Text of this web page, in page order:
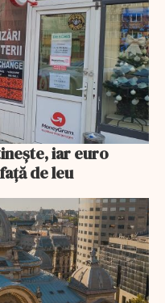
iar euro
de leu